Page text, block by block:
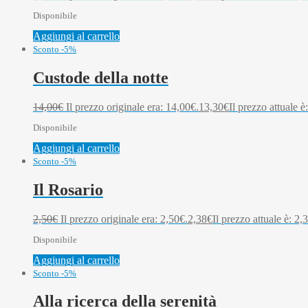
Disponibile
Aggiungi al carrello
Sconto -5%
Custode della notte
14,00€ Il prezzo originale era: 14,00€.13,30€Il prezzo attuale
Disponibile
Aggiungi al carrello
Sconto -5%
Il Rosario
2,50€ Il prezzo originale era: 2,50€.2,38€Il prezzo attuale è:
Disponibile
Aggiungi al carrello
Sconto -5%
Alla ricerca della serenità